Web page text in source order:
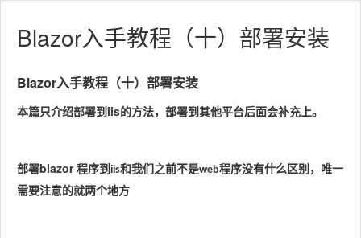
Blazor入手教程（十）部署安装
Blazor入手教程（十）部署安装
本篇只介绍部署到 iis的方法，部署到其他平台后面会补充上。
部署blazor 程序到 iis和我们之前不是web程序没有什么区别，唯一
需要注意的就两个地方